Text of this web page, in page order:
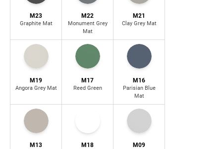
M23
Graphite Mat
M22
Monument Grey
Mat
M21
Clay Grey Mat
M19
Angora Grey Mat
M17
Reed Green
M16
Parisian Blue
Mat
M13 M18 M09